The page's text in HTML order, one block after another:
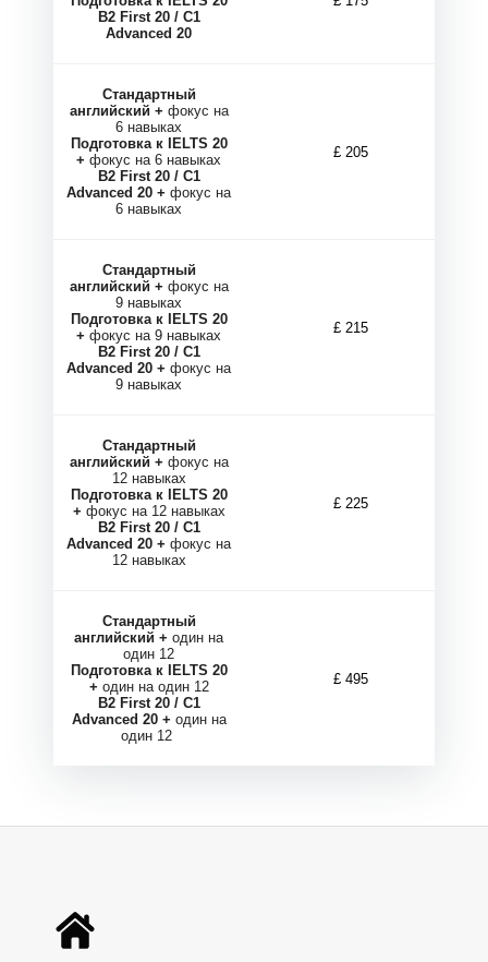
И
B2 First 20 / C1
Advanced 20
Стандартный
английский + фокус на
6 навыках
Подготовка к IELTS 20
+ фокус на 6 навыках
B2 First 20 / C1
Advanced 20 + фокус на
6 навыках
£ 205
Стандартный
английский + фокус на
9 навыках
Подготовка к IELTS 20
+ фокус на 9 навыках
B2 First 20 / C1
Advanced 20 + фокус на
9 навыках
£ 215
Стандартный
английский + фокус на
12 навыках
Подготовка к IELTS 20
+ фокус на 12 навыках
B2 First 20 / C1
Advanced 20 + фокус на
12 навыках
£ 225
Стандартный
английский + один на
один 12
Подготовка к IELTS 20
+ один на один 12
B2 First 20 / C1
Advanced 20 + один на
один 12
£ 495
И